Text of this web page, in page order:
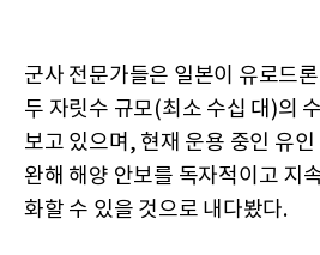
군사 전문가들은 일본이 유로드
두 자릿수 규모(최소 수십 대)의
보고 있으며, 현재 운용 중인 유
완해 해양 안보를 독자적이고 지
화할 수 있을 것으로 내다봤다.